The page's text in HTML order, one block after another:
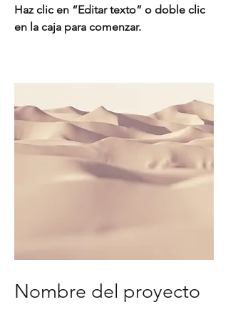
Haz clic en “Editar texto” o doble clic
en la caja para comenzar.
Nombre del proyecto